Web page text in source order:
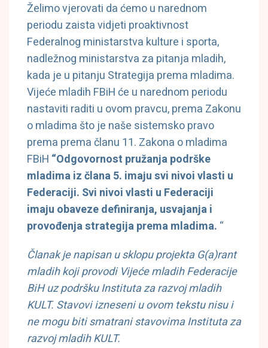
Želimo vjerovati da ćemo u narednom
periodu zaista vidjeti proaktivnost
Federalnog ministarstva kulture i sporta,
nadležnog ministarstva za pitanja mladih,
kada je u pitanju Strategija prema mladima.
Vijeće mladih FBiH će u narednom periodu
nastaviti raditi u ovom pravcu, prema Zakonu
o mladima što je naše sistemsko pravo
prema prema članu 11. Zakona o mladima
FBiH “Odgovornost pružanja podrške
mladima iz člana 5. imaju svi nivoi vlasti u
Federaciji. Svi nivoi vlasti u Federaciji
imaju obaveze definiranja, usvajanja i
provođenja strategija prema mladima. “
Članak je napisan u sklopu projekta G(a)rant
mladih koji provodi Vijeće mladih Federacije
BiH uz podršku Instituta za razvoj mladih
KULT. Stavovi izneseni u ovom tekstu nisu i
ne mogu biti smatrani stavovima Instituta za
razvoj mladih KULT.